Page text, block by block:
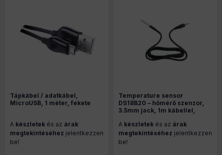
Tápkábel / adatkábel,
MicroUSB, 1 méter, fekete
A készletek és az árak
megtekintéséhez jelentkezzen
be!
Temperature sensor
DS18B20 – hőmérő szenzor,
3.5mm jack, 1m kábellel,
A készletek és az árak
megtekintéséhez jelentkezzen
be!